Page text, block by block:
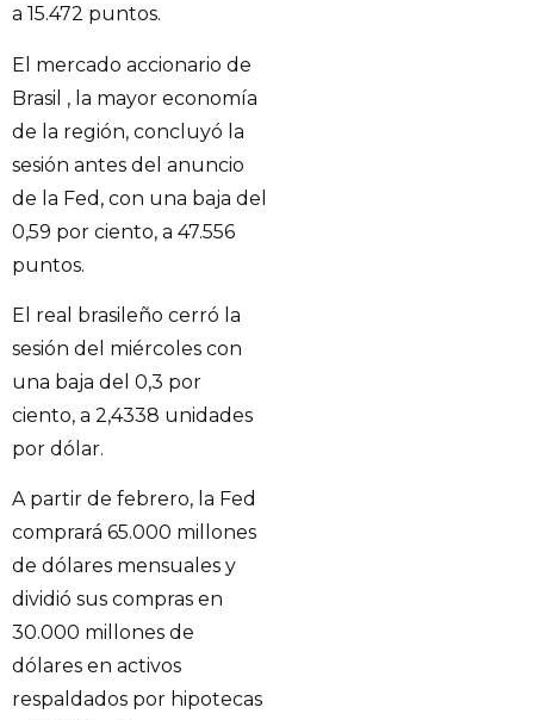
a 15.472 puntos.
El mercado accionario de
Brasil , la mayor economía
de la región, concluyó la
sesión antes del anuncio
de la Fed, con una baja del
0,59 por ciento, a 47.556
puntos.
El real brasileño cerró la
sesión del miércoles con
una baja del 0,3 por
ciento, a 2,4338 unidades
por dólar.
A partir de febrero, la Fed
comprará 65.000 millones
de dólares mensuales y
dividió sus compras en
30.000 millones de
dólares en activos
respaldados por hipotecas